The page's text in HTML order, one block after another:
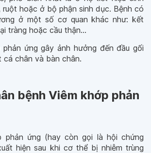
ruột hoặc ở bộ phận sinh dục. Bệnh có
ở một số cơ quan khác như: kết
tràng hoặc cầu thận…
phản ứng gây ảnh hưởng đến đầu gối
chân và bàn chân.
bệnh Viêm khớp phản
phản ứng (hay còn gọi là hội chứng
hiện sau khi cơ thể bị nhiễm trùng